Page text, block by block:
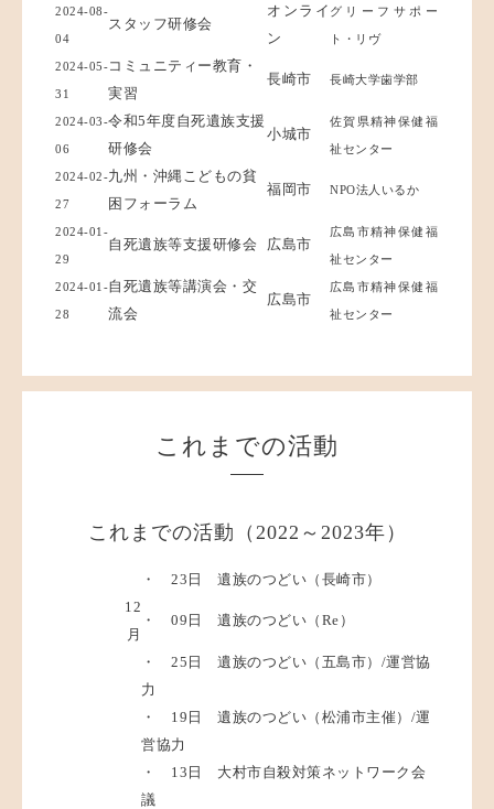
2024-08-
04
スタッフ研修会
オンライ
ン
グリーフサポー
ト・リヴ
2024-05-
31
コミュニティー教育・
実習
長崎市 長崎大学歯学部
2024-03-
06
令和5年度自死遺族支援
研修会
小城市
佐賀県精神保健福
祉センター
2024-02-
27
九州・沖縄こどもの貧
困フォーラム
福岡市 NPO法人いるか
2024-01-
29
自死遺族等支援研修会 広島市
広島市精神保健福
祉センター
2024-01-
28
自死遺族等講演会・交
流会
広島市
広島市精神保健福
祉センター
これまでの活動
これまでの活動（2022～2023年）
・ 23日 遺族のつどい（長崎市）
12
月
・ 09日 遺族のつどい（Re）
・ 25日 遺族のつどい（五島市）/運営協
力
・ 19日 遺族のつどい（松浦市主催）/運
営協力
・ 13日 大村市自殺対策ネットワーク会
議